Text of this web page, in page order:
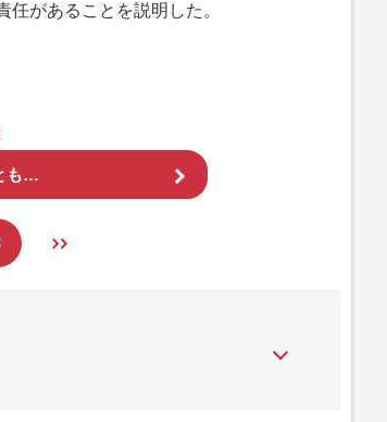
があることを説明した。
も…